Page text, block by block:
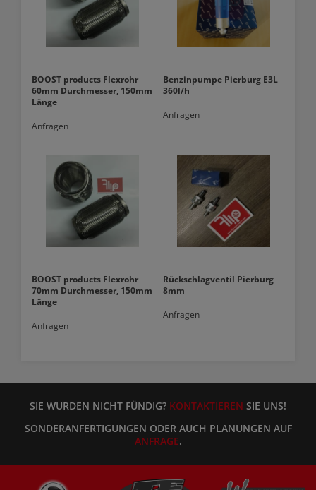
BOOST products Flexrohr
60mm Durchmesser, 150mm
Länge
Anfragen
Benzinpumpe Pierburg E3L
360l/h
Anfragen
BOOST products Flexrohr
70mm Durchmesser, 150mm
Länge
Anfragen
Rückschlagventil Pierburg
8mm
Anfragen
SIE WURDEN NICHT FÜNDIG? KONTAKTIEREN SIE UNS!
SONDERANFERTIGUNGEN ODER AUCH PLANUNGEN AUF
ANFRAGE.